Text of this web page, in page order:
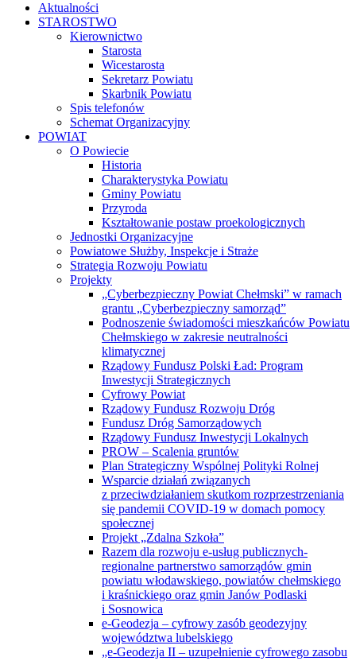
Aktualności
STAROSTWO
Kierownictwo
Starosta
Wicestarosta
Sekretarz Powiatu
Skarbnik Powiatu
Spis telefonów
Schemat Organizacyjny
POWIAT
O Powiecie
Historia
Charakterystyka Powiatu
Gminy Powiatu
Przyroda
Kształtowanie postaw proekologicznych
Jednostki Organizacyjne
Powiatowe Służby, Inspekcje i Straże
Strategia Rozwoju Powiatu
Projekty
„Cyberbezpieczny Powiat Chełmski” w ramach
grantu „Cyberbezpieczny samorząd”
Podnoszenie świadomości mieszkańców Powiatu
Chełmskiego w zakresie neutralności
klimatycznej
Rządowy Fundusz Polski Ład: Program
Inwestycji Strategicznych
Cyfrowy Powiat
Rządowy Fundusz Rozwoju Dróg
Fundusz Dróg Samorządowych
Rządowy Fundusz Inwestycji Lokalnych
PROW – Scalenia gruntów
Plan Strategiczny Wspólnej Polityki Rolnej
Wsparcie działań związanych
z przeciwdziałaniem skutkom rozprzestrzeniania
się pandemii COVID-19 w domach pomocy
społecznej
Projekt „Zdalna Szkoła”
Razem dla rozwoju e-usług publicznych-
regionalne partnerstwo samorządów gmin
powiatu włodawskiego, powiatów chełmskiego
i kraśnickiego oraz gmin Janów Podlaski
i Sosnowica
e-Geodezja – cyfrowy zasób geodezyjny
województwa lubelskiego
„e-Geodezja II – uzupełnienie cyfrowego zasobu